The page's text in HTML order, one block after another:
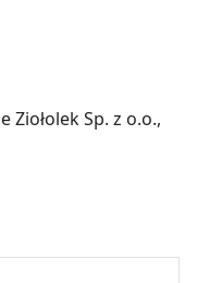
Sp. z o.o.,